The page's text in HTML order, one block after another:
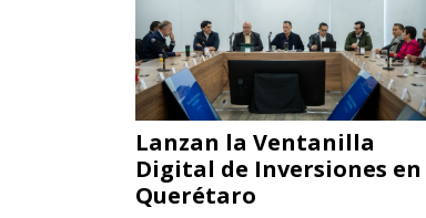
Lanzan la Ventanilla
Digital de Inversiones en
Querétaro